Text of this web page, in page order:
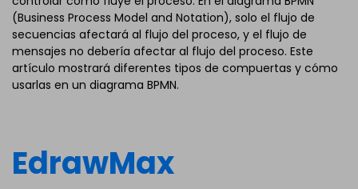
(Business Process Model and Notation), solo el flujo de
secuencias afectará al flujo del proceso, y el flujo de
mensajes no debería afectar al flujo del proceso. Este
artículo mostrará diferentes tipos de compuertas y cómo
usarlas en un diagrama BPMN.
EdrawMax